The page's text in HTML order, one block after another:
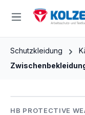
Zum Hauptinhalt
Schutzkleidung
HB PROTECTIVE